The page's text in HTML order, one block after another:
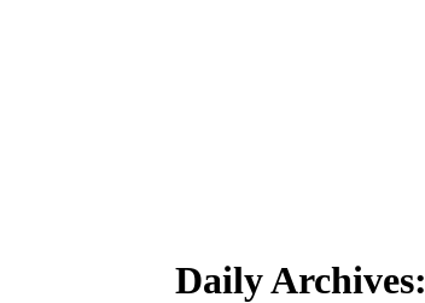
Daily Archives: